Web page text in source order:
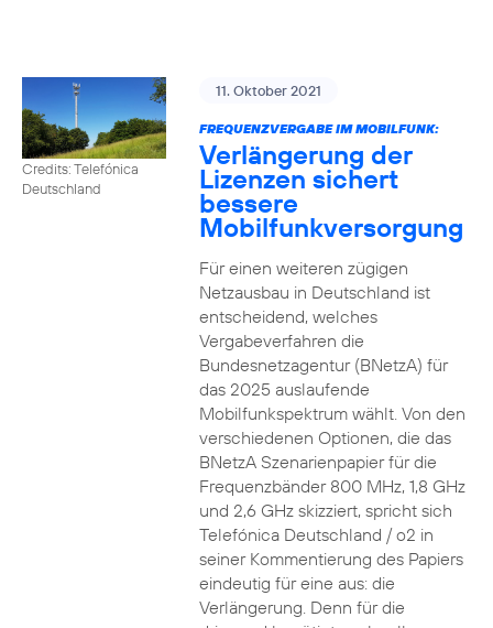
Credits: Telefónica
Deutschland
11. Oktober 2021
FREQUENZVERGABE IM MOBILFUNK:
Verlängerung der
Lizenzen sichert
bessere
Mobilfunkversorgung
Für einen weiteren zügigen
Netzausbau in Deutschland ist
entscheidend, welches
Vergabeverfahren die
Bundesnetzagentur (BNetzA) für
das 2025 auslaufende
Mobilfunkspektrum wählt. Von den
verschiedenen Optionen, die das
BNetzA Szenarienpapier für die
Frequenzbänder 800 MHz, 1,8 GHz
und 2,6 GHz skizziert, spricht sich
Telefónica Deutschland / o2 in
seiner Kommentierung des Papiers
eindeutig für eine aus: die
Verlängerung. Denn für die